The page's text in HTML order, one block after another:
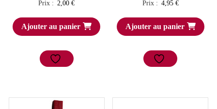
Prix : 2,00€
Ajouter au panier
Prix : 4,95 €
Ajouter au panier